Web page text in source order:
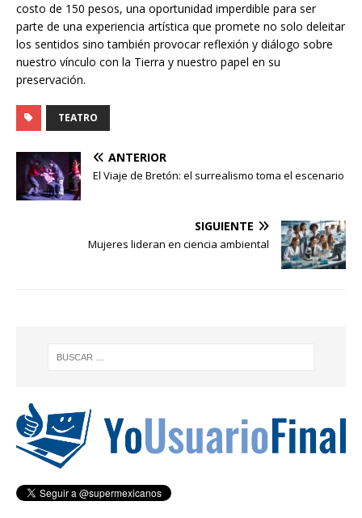
costo de 150 pesos, una oportunidad imperdible para ser
parte de una experiencia artística que promete no solo deleitar
los sentidos sino también provocar reflexión y diálogo sobre
nuestro vínculo con la Tierra y nuestro papel en su
preservación.
TEATRO
ANTERIOR
El Viaje de Bretón: el surrealismo toma el escenario
SIGUIENTE
Mujeres lideran en ciencia ambiental